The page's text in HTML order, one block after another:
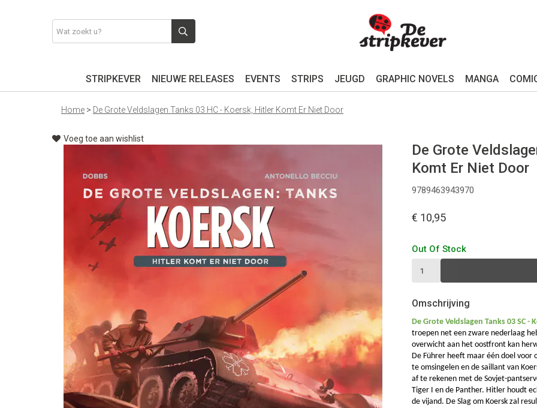
STRIPKEVER NIEUWE RELEASES EVENTS STRIPS JEUGD GRAPHIC NOVELS MANGA
Home > De Grote Veldslagen Tanks 03 HC - Koersk, Hitler Komt Er Niet Door
Voeg toe aan wishlist
De Grote
Komt Er Niet Door
9789463943970
€ 10,95
Out Of Stock
Omschrijving
De Grote Veldslagen Tanks 03 SC
troepen net een zware nederlaag
overwicht aan het oostfront kan
De Führer heeft maar één doel voor
te omsingelen en de saillant van
af te rekenen met de Sovjet-
Tiger I en de Panther. Hitler houdt
de vijand. De Slag om Koersk zal